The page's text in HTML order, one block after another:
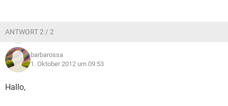
ANTWORT 2 / 2
barbarossa
1. Oktober 2012 um 09:53
Hallo,